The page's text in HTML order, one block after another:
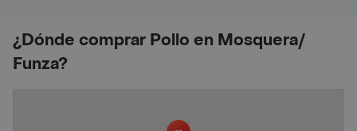
¿Dónde comprar Pollo en Mosquera/
Funza?